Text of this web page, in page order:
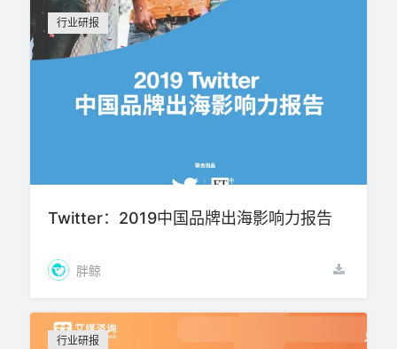
行业研报
Twitter：2019中国品牌出海影响力报告
胖鲸
行业研报